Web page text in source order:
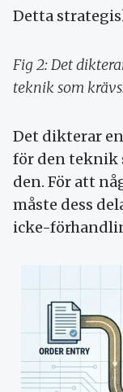
Detta
Fig 2: Det
teknik som
Det dikterar
för den teknik
den. För att
måste dess
icke-